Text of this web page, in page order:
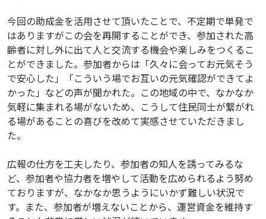
今回の助成金を活用させて頂いたことで、不定期で単発で
はありますがこの会を再開することができ、参加された高
齢者に対し外に出て人と交流する機会や楽しみをつくるこ
とができました。参加者からは「久々に会ってお元気そう
で安心した」「こういう場でお互いの元気確認ができてよ
かった」などの声が聞かれた。この地域の中で、なかなか
気軽に集まれる場がないため、こうして住民同士が繋がれ
る場があることの喜びを改めて実感させていただきまし
た。
広報の仕方を工夫したり、参加者の知人を誘ってみるな
ど、参加者や協力者を増やして活動を広められるよう努め
ておりますが、なかなか思うようにいかず難しい状況で
す。また、参加者が増えないことから、運営資金を維持す